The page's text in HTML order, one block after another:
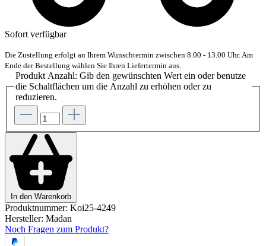
Sofort verfügbar
Die Zustellung erfolgt an Ihrem Wunschtermin zwischen 8.00 - 13.00 Uhr. Am
Ende der Bestellung wählen Sie Ihren Liefertermin aus.
Produkt Anzahl: Gib den gewünschten Wert ein oder benutze
die Schaltflächen um die Anzahl zu erhöhen oder zu
reduzieren.
In den Warenkorb
Produktnummer: Koi25-4249
Hersteller: Madan
Noch Fragen zum Produkt?